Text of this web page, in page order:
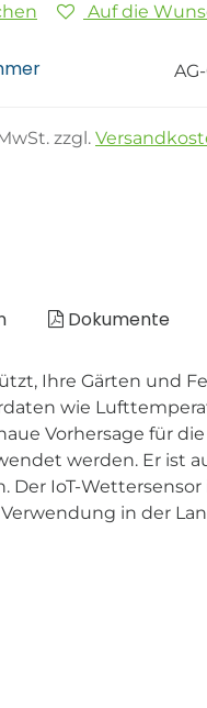
Auf die
zzgl.
Dokumente
Ihre Gärten und
wie
Vorhersage für
werden. Er ist
IoT-
in der